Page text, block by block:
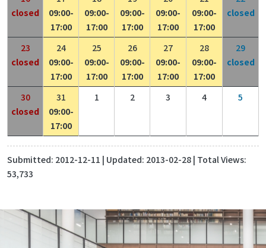
closed
09:00-
17:00
09:00-
17:00
09:00-
17:00
09:00-
17:00
09:00-
17:00
closed
23
closed
24
09:00-
17:00
25
09:00-
17:00
26
09:00-
17:00
27
09:00-
17:00
28
09:00-
17:00
29
closed
30
closed
31
09:00-
17:00
1 2 3 4 5
Submitted: 2012-12-11 | Updated: 2013-02-28 | Total Views:
53,733